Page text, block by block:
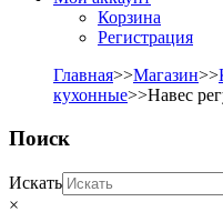
Корзина
Регистрация
Главная>>Магазин>>
кухонные>>Навес
Поиск
Искать
×